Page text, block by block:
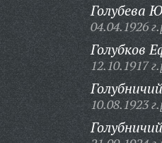
Голубева
04.04.1926
Голубков
12.10.1917
10.08.1923